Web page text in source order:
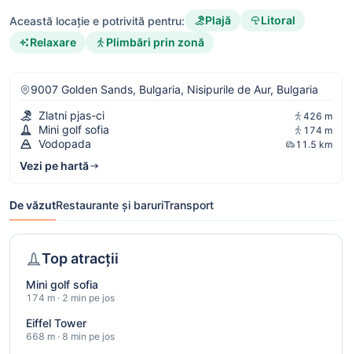
Această locație e potrivită pentru: Plajă
Litoral
Relaxare
Plimbări prin zonă
9007 Golden Sands, Bulgaria, Nisipurile de Aur, Bulgaria
Zlatni pjas-ci
426 m
Mini golf sofia 174 m
Vodopada 11.5 km
Vezi pe hartă
De văzutRestaurante și baruriTransport
Top atracții
Mini golf sofia
174 m · 2 min pe jos
Eiffel Tower
668 m · 8 min pe jos